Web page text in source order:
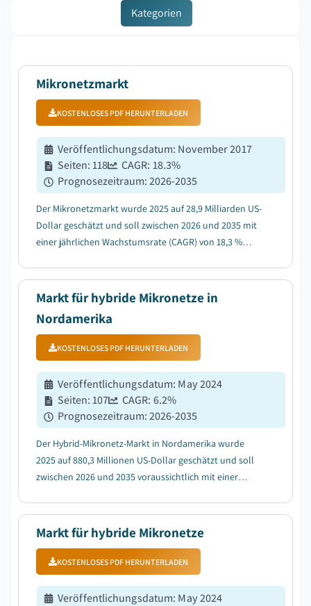
Kategorien
Mikronetzmarkt
KOSTENLOSES PDF HERUNTERLADEN
Veröffentlichungsdatum: November 2017
Seiten:118 CAGR: 18.3%
Prognosezeitraum:2026-2035
Der Mikronetzmarkt wurde 2025 auf 28,9 Milliarden US-
Dollar geschätzt und soll zwischen 2026 und 2035 mit
einer jährlichen Wachstumsrate (CAGR) von 18,3 %
Markt für hybride Mikronetze in
Nordamerika
KOSTENLOSES PDF HERUNTERLADEN
Veröffentlichungsdatum: May 2024
Seiten:107 CAGR: 6.2%
Prognosezeitraum:2026-2035
Der Hybrid-Mikronetz-Markt in Nordamerika wurde
2025 auf 880,3 Millionen US-Dollar geschätzt und soll
zwischen 2026 und 2035 voraussichtlich mit einer
widerstandsfähiger und zuverlässiger
Stromversorgung....
Markt für hybride Mikronetze
KOSTENLOSES PDF HERUNTERLADEN
Veröffentlichungsdatum: May 2024